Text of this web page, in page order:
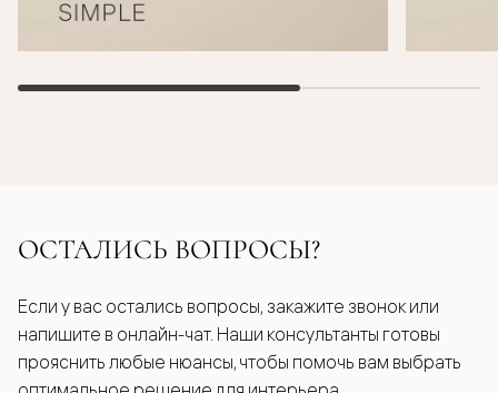
ОСТАЛИСЬ ВОПРОСЫ?
Если у вас остались вопросы, закажите звонок или
напишите в онлайн-чат. Наши консультанты готовы
прояснить любые нюансы, чтобы помочь вам выбрать